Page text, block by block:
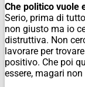
Che politico vuole
Serio, prima di
non giusto ma io
distruttiva. Non
lavorare per
positivo. Che poi
essere, magari